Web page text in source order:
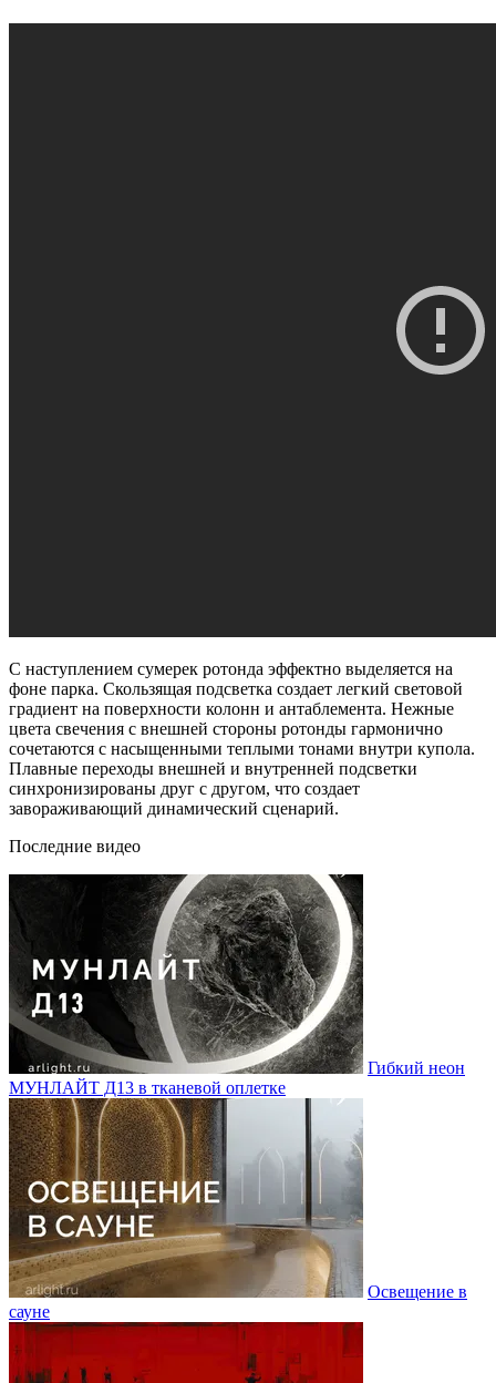
С наступлением сумерек ротонда эффектно выделяется на
фоне парка. Скользящая подсветка создает легкий световой
градиент на поверхности колонн и антаблемента. Нежные
цвета свечения с внешней стороны ротонды гармонично
сочетаются с насыщенными теплыми тонами внутри купола.
Плавные переходы внешней и внутренней подсветки
синхронизированы друг с другом, что создает
завораживающий динамический сценарий.
Последние видео
Гибкий неон
МУНЛАЙТ Д13 в тканевой оплетке
Освещение в
сауне